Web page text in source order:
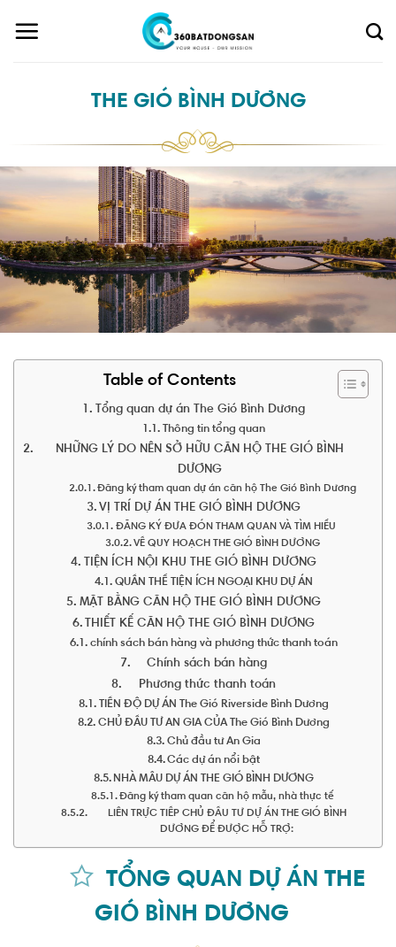
THE GIÓ BÌNH DƯƠNG
Table of Contents
Tổng quan dự án The Gió Bình Dương
Thông tin tổng quan
NHỮNG LÝ DO NÊN SỞ HỮU CĂN HỘ THE GIÓ BÌNH
DƯƠNG
Đăng ký tham quan dự án căn hộ The Gió Bình Dương
VỊ TRÍ DỰ ÁN THE GIÓ BÌNH DƯƠNG
ĐĂNG KÝ ĐƯA ĐÓN THAM QUAN VÀ TÌM HIỂU
VỀ QUY HOẠCH THE GIÓ BÌNH DƯƠNG
TIỆN ÍCH NỘI KHU THE GIÓ BÌNH DƯƠNG
QUẦN THỂ TIỆN ÍCH NGOẠI KHU DỰ ÁN
MẶT BẰNG CĂN HỘ THE GIÓ BÌNH DƯƠNG
THIẾT KẾ CĂN HỘ THE GIÓ BÌNH DƯƠNG
chính sách bán hàng và phương thức thanh toán
Chính sách bán hàng
Phương thức thanh toán
TIẾN ĐỘ DỰ ÁN The Gió Riverside Bình Dương
CHỦ ĐẦU TƯ AN GIA CỦA The Gió Bình Dương
Chủ đầu tư An Gia
Các dự án nổi bật
NHÀ MẪU DỰ ÁN THE GIÓ BÌNH DƯƠNG
Đăng ký tham quan căn hộ mẫu, nhà thực tế
LIÊN TRỰC TIẾP CHỦ ĐẦU TƯ DỰ ÁN THE GIÓ BÌNH
DƯƠNG ĐỂ ĐƯỢC HỖ TRỢ:
TỔNG QUAN DỰ ÁN THE
GIÓ BÌNH DƯƠNG